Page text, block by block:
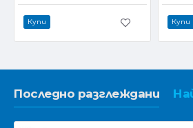
Купи Купи
Последно разглеждани